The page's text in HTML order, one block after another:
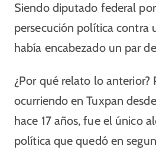
Siendo diputado federal
persecución política contra
había encabezado un par
¿Por qué relato lo
ocurriendo en Tuxpan
hace 17 años, fue el único
política que quedó en